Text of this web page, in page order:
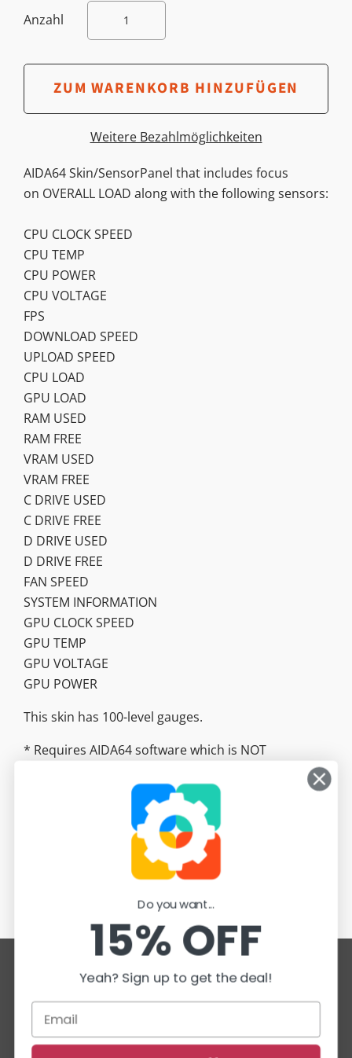
Anzahl
Weitere Bezahlmöglichkeiten
AIDA64 Skin/SensorPanel that includes focus
on OVERALL LOAD along with the following sensors:
CPU CLOCK SPEED
CPU TEMP
CPU POWER
CPU VOLTAGE
FPS
DOWNLOAD SPEED
UPLOAD SPEED
CPU LOAD
GPU LOAD
RAM USED
RAM FREE
VRAM USED
VRAM FREE
C DRIVE USED
C DRIVE FREE
D DRIVE USED
D DRIVE FREE
FAN SPEED
SYSTEM INFORMATION
GPU CLOCK SPEED
GPU TEMP
GPU VOLTAGE
GPU POWER
This skin has 100-level gauges.
* Requires AIDA64 software which is NOT
Heim Skins
Unterstützung
Datenschutzrichtlinie
Sitemap
Do you want...
15% OFF
Yeah? Sign up to get the deal!
Email